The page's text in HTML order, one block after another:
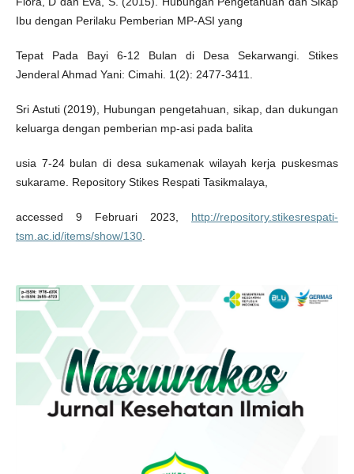
Ibu dengan Perilaku Pemberian MP-ASI yang
Tepat Pada Bayi 6-12 Bulan di Desa Sekarwangi. Stikes
Jenderal Ahmad Yani: Cimahi. 1(2): 2477-3411.
Sri Astuti (2019), Hubungan pengetahuan, sikap, dan dukungan
keluarga dengan pemberian mp-asi pada balita
usia 7-24 bulan di desa sukamenak wilayah kerja puskesmas
sukarame. Repository Stikes Respati Tasikmalaya,
accessed 9 Februari 2023, http://repository.stikesrespati-
tsm.ac.id/items/show/130.